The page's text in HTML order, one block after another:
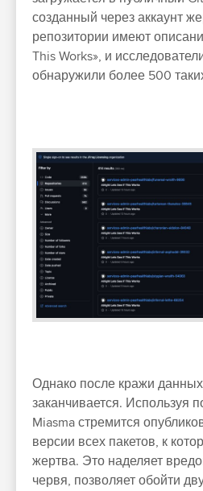
созданный через аккаунт
репозитории имеют
This Works», и
обнаружили более 500
Однако после кражи
заканчивается. Используя
Miasma стремится
версии всех пакетов, к
жертва. Это наделяет
червя, позволяет обойти